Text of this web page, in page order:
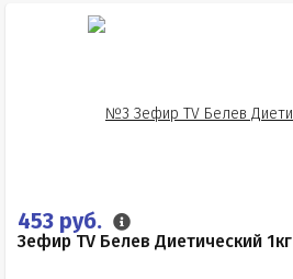
453 руб.
Зефир TV Белев Диетический 1кг